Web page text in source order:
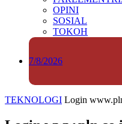
OPINI
SOSIAL
TOKOH
7/8/2026
TEKNOLOGI Login